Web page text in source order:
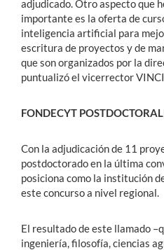
adjudicado. Otro aspecto que
importante es la oferta de
inteligencia artificial para
escritura de proyectos y de
que son organizados por la
puntualizó el vicerrector VINCI.
FONDECYT
Con la adjudicación de 11
postdoctorado en la última
posiciona como la institución
este concurso a nivel regional.
El resultado de este llamado
ingeniería, filosofía, ciencias